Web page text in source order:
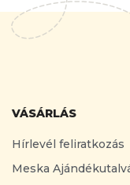
VÁSÁRLÁS
Hírlevél feliratkozás
Meska